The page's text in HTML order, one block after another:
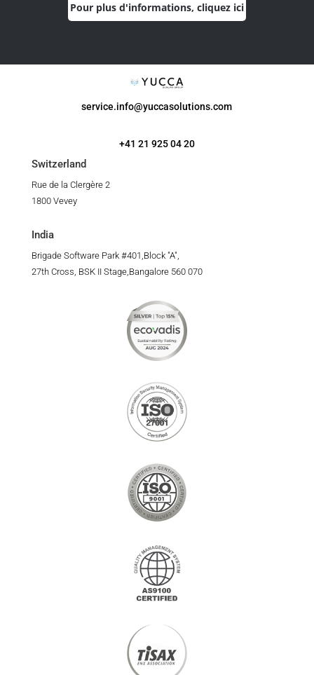
Pour plus d'informations, cliquez ici
service.info@yuccasolutions.com
+41 21 925 04 20
Switzerland
Rue de la Clergère 2
1800 Vevey
India
Brigade Software Park #401,Block "A",
27th Cross, BSK II Stage,Bangalore 560 070